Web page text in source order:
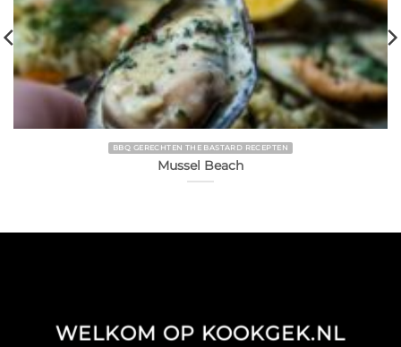
BBQ GERECHTEN THE BASTARD RECEPTEN
Mussel Beach
WELKOM OP KOOKGEK.NL